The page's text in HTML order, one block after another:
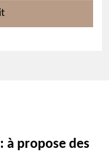
à propose des